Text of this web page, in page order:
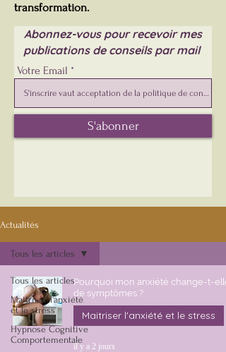
transformation.
Abonnez-vous pour recevoir mes
publications de conseils par mail
Votre Email
S'abonner
Actualités
Tous les articles
Maitriser l'anxiété
et le stress
Hypnose Cognitive
Comportementale
Tous les articles
Pourquoi mon anxiété change-t-elle
de symptômes ?
Maitriser l'anxiété et le stress
il y a 2 jours